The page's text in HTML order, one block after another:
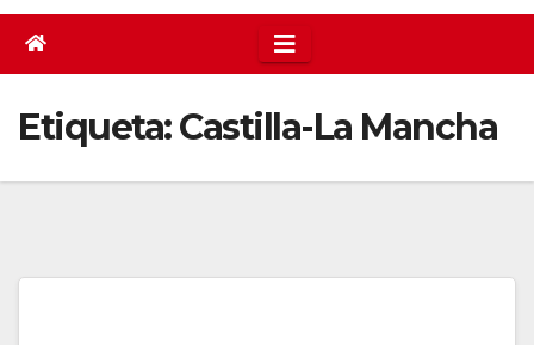
Etiqueta:Castilla-La Mancha